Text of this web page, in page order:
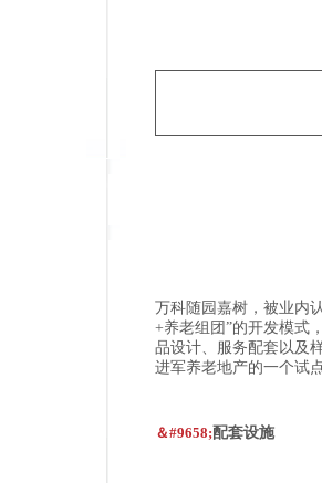
万科随园嘉树，被业内
+养老组团”的开发模式
品设计、服务配套以及
进军养老地产的一个试
＆#9658;配套设施